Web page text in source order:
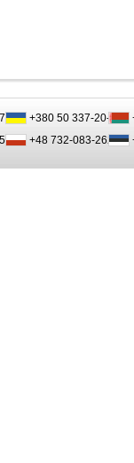
+380 50 337-20-47
+48 732-083-262